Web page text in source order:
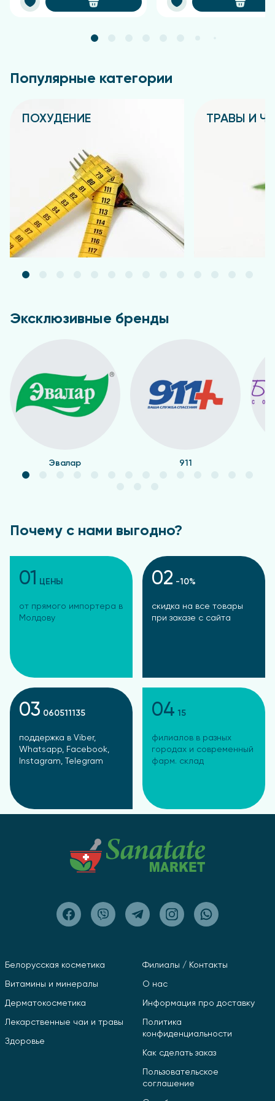
настой процеживается, и его объем доводится до
рекомендуется по одной столовой ложке трижды в
Популярные категории
ПОХУДЕНИЕ ТРАВЫ И
Эксклюзивные бренды
Эвалар 911
Почему с нами выгодно?
01 ЦЕНЫ
от прямого импортера в
Молдову
02 -10%
скидка на все товары
при заказе с сайта
03 060511135
поддержка в Viber,
Whatsapp, Facebook,
Instagram, Telegram
04 15
филиалов в разных
городах и современный
фарм. склад
Белорусская косметика
Витамины и минералы
Дерматокосметика
Лекарственные чаи и травы
Здоровье
Филиалы / Контакты
О нас
Информация про доставку
Политика
конфиденциальности
Как сделать заказ
Пользовательское
соглашение